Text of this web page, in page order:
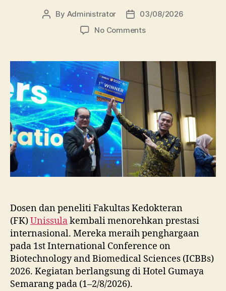
Post
By Administrator
Post
date
03/08/2026
No Commentson
Unissula
Raih
Penghargaan
Utama
di
Konferensi
Internasional
Dosen dan peneliti Fakultas Kedokteran
(FK)Unissulakembali menorehkan prestasi
internasional. Mereka meraih penghargaan
pada 1st International Conference on
Biotechnology and Biomedical Sciences (ICBBs)
2026. Kegiatan berlangsung di Hotel Gumaya
Semarang pada (1–2/8/2026).